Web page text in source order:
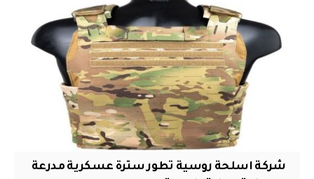
شركة اسلحة روسية تطور سترة عسكرية مدرعة